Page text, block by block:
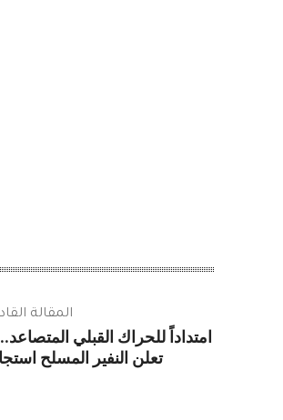
المقالة
امتداداً للحراك القبلي
تعلن النفير المسلح